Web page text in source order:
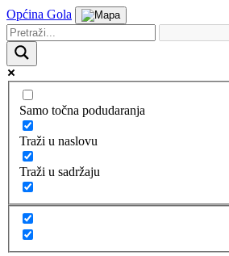
Općina Gola
Samo točna podudaranja
Traži u naslovu
Traži u sadržaju